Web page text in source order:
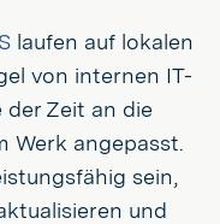
laufen auf lokalen
von internen IT-
der Zeit an die
Werk angepasst.
sein,
und